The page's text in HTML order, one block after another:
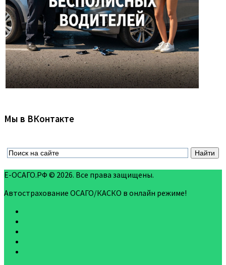
Мы в ВКонтакте
Е-ОСАГО.РФ © 2026. Все права защищены.
Автострахование ОСАГО/КАСКО в онлайн режиме!